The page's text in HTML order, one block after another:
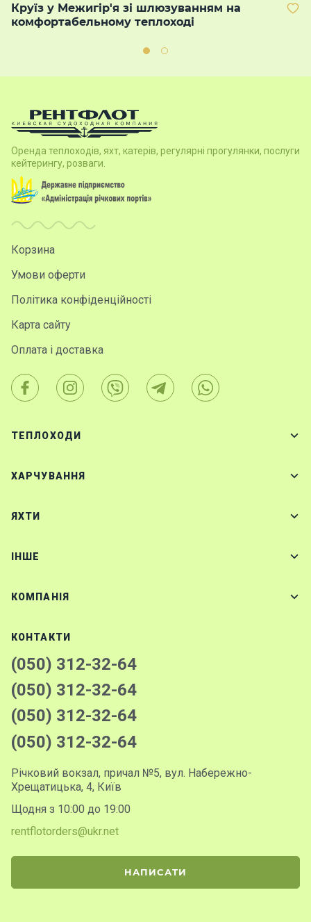
Круїз у Межигір'я зі шлюзуванням на
комфортабельному теплоході
Оренда теплоходів, яхт, катерів, регулярні прогулянки, послуги
кейтерингу, розваги.
Корзина
Умови оферти
Політика конфіденційності
Карта сайту
Оплата і доставка
ТЕПЛОХОДИ
ХАРЧУВАННЯ
ЯХТИ
IНШЕ
КОМПАНІЯ
КОНТАКТИ
(050) 312-32-64
(050) 312-32-64
(050) 312-32-64
(050) 312-32-64
Річковий вокзал, причал №5, вул. Набережно-
Хрещатицька, 4, Київ
Щодня з 10:00 до 19:00
rentflotorders@ukr.net
НАПИСАТИ